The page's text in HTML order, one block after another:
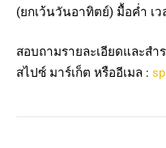
(ยกเว้นวันอาทิตย์) มื้อค่ำ เว
สอบถามรายละเอียดและสำ
สไปซ์ มาร์เก็ต หรืออีเมล :